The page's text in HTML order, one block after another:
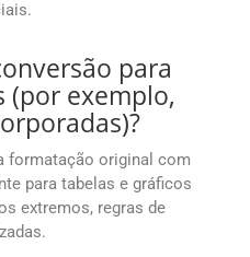
para
(por exemplo,
formatação original com
para tabelas e gráficos
extremos, regras de